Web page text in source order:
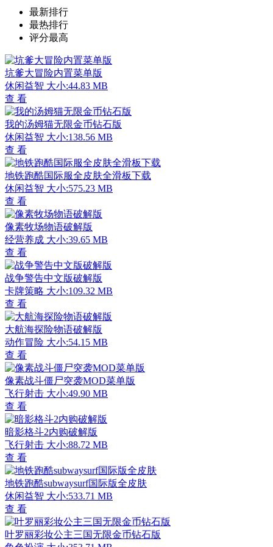
最新排行
最热排行
评分最高
坑爹大冒险内置菜单版
休闲益智 大小:44.83 MB
查 看
我的汤姆猫无限金币钻石版
休闲益智 大小:138.56 MB
查 看
地铁跑酷国际服全皮肤全滑板下载
休闲益智 大小:575.23 MB
查 看
像素牧场物语破解版
经营养成 大小:39.65 MB
查 看
战争警告中文版破解版
卡牌策略 大小:109.32 MB
查 看
大航海探险物语破解版
动作冒险 大小:54.15 MB
查 看
像素战斗僵尸突袭MOD菜单版
飞行射击 大小:49.90 MB
查 看
暗影格斗2内购破解版
飞行射击 大小:88.72 MB
查 看
地铁跑酷subwaysurf国际版全皮肤
休闲益智 大小:533.71 MB
查 看
叶罗丽彩妆公主三国无限金币钻石版